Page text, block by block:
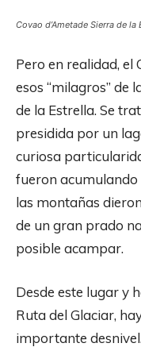
Covao d’Ametade Sierra de la
Pero en realidad, el
esos “milagros” de
de la Estrella. Se
presidida por un
curiosa
fueron acumulando
las montañas
de un gran prado
posible acampar.
Desde este lugar y
Ruta del Glaciar,
importante